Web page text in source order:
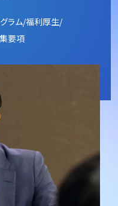
ラム/福利厚生/
要項